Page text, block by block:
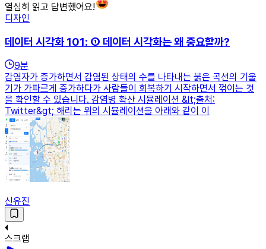
열심히 읽고 답변했어요!
디자인
데이터 시각화 101: ① 데이터 시각화는 왜 중요할까?
9분
감염자가 증가하면서 감염된 상태의 수를 나타내는 붉은 곡선의 기울
기가 가파르게 증가하다가 사람들이 회복하기 시작하면서 꺾이는 것
을 확인할 수 있습니다. 감염병 확산 시뮬레이션 &lt;출처:
Twitter&gt; 해리는 위의 시뮬레이션을 아래와 같이 이
신유진
스크랩